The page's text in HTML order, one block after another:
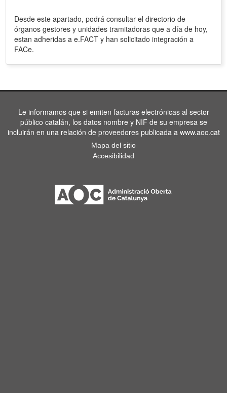
Desde este apartado, podrá consultar el directorio de
órganos gestores y unidades tramitadoras que a día de hoy,
estan adheridas a e.FACT y han solicitado integración a
FACe.
Le informamos que si emiten facturas electrónicas al sector
público catalán, los datos nombre y NIF de su empresa se
incluirán en una relación de proveedores publicada a www.aoc.cat
Mapa del sitio
Accesibilidad